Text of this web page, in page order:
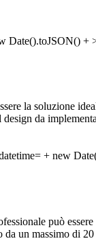
la soluzione
da
può
da un massimo di